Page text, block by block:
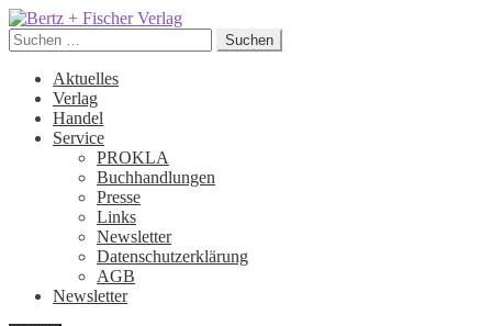
Zur
Navigation
springen
Zum
Inhalt
springen
Suchen
nach:
Suchen
Aktuelles
Verlag
Handel
Service
PROKLA
Buchhandlungen
Presse
Links
Newsletter
Datenschutzerklärung
AGB
Newsletter